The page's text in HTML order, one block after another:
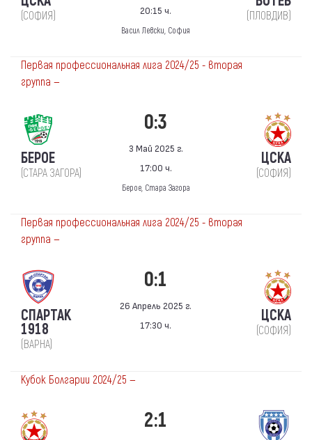
(СОФИЯ)
20:15 ч.
Васил Левски, София
(ПЛОВДИВ)
Первая профессиональная лига 2024/25 - вторая
группа —
БЕРОЕ
(СТАРА ЗАГОРА)
0:3
3 Май 2025 г.
17:00 ч.
Берое, Стара Загора
ЦСКА
(СОФИЯ)
Первая профессиональная лига 2024/25 - вторая
группа —
СПАРТАК
1918
(ВАРНА)
0:1
26 Апрель 2025 г.
17:30 ч.
ЦСКА
(СОФИЯ)
Кубок Болгарии 2024/25 —
2:1